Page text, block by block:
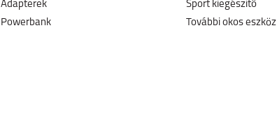
Adapterek
Powerbank
Sport kiegészitő
További okos eszköz